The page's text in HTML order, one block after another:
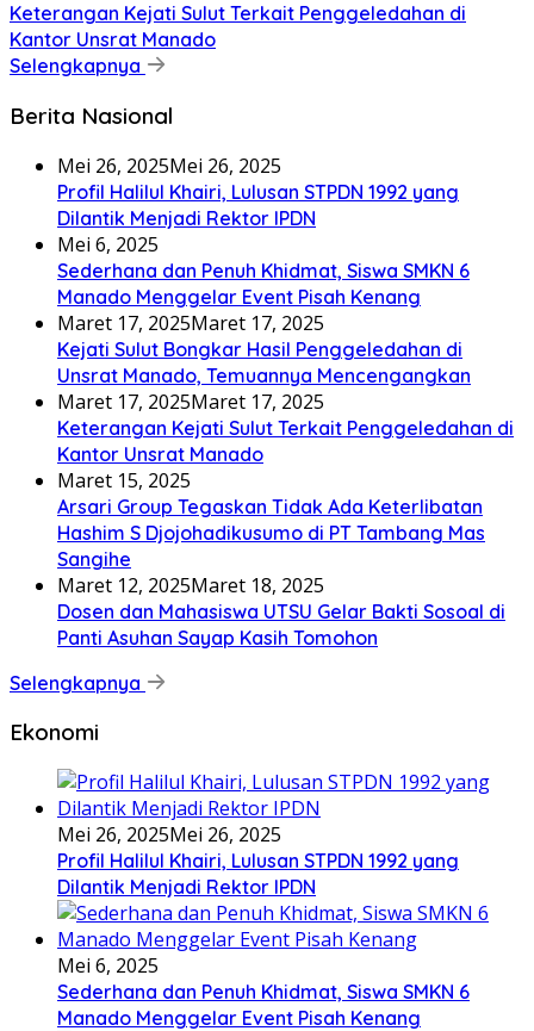
Keterangan Kejati Sulut Terkait Penggeledahan di
Kantor Unsrat Manado
Selengkapnya
Berita Nasional
Mei 26, 2025Mei 26, 2025
Profil Halilul Khairi, Lulusan STPDN 1992 yang
Dilantik Menjadi Rektor IPDN
Mei 6, 2025
Sederhana dan Penuh Khidmat, Siswa SMKN 6
Manado Menggelar Event Pisah Kenang
Maret 17, 2025Maret 17, 2025
Kejati Sulut Bongkar Hasil Penggeledahan di
Unsrat Manado, Temuannya Mencengangkan
Maret 17, 2025Maret 17, 2025
Keterangan Kejati Sulut Terkait Penggeledahan di
Kantor Unsrat Manado
Maret 15, 2025
Arsari Group Tegaskan Tidak Ada Keterlibatan
Hashim S Djojohadikusumo di PT Tambang Mas
Sangihe
Maret 12, 2025Maret 18, 2025
Dosen dan Mahasiswa UTSU Gelar Bakti Sosoal di
Panti Asuhan Sayap Kasih Tomohon
Selengkapnya
Ekonomi
Mei 26, 2025Mei 26, 2025
Profil Halilul Khairi, Lulusan STPDN 1992 yang
Dilantik Menjadi Rektor IPDN
Mei 6, 2025
Sederhana dan Penuh Khidmat, Siswa SMKN 6
Manado Menggelar Event Pisah Kenang